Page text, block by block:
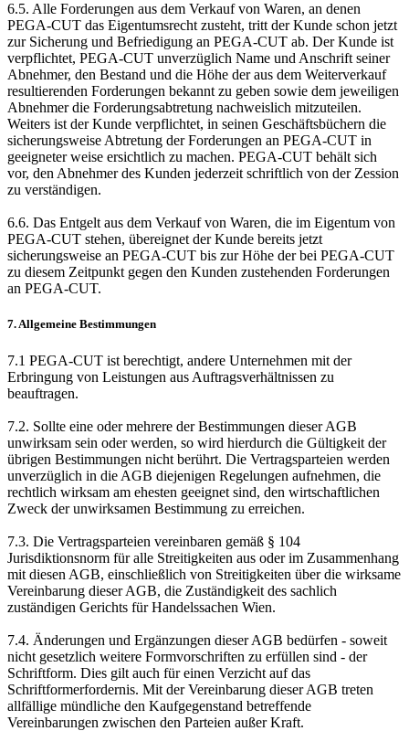
6.5. Alle Forderungen aus dem Verkauf von Waren, an denen
PEGA-CUT das Eigentumsrecht zusteht, tritt der Kunde schon jetzt
zur Sicherung und Befriedigung an PEGA-CUT ab. Der Kunde ist
verpflichtet, PEGA-CUT unverzüglich Name und Anschrift seiner
Abnehmer, den Bestand und die Höhe der aus dem Weiterverkauf
resultierenden Forderungen bekannt zu geben sowie dem jeweiligen
Abnehmer die Forderungsabtretung nachweislich mitzuteilen.
Weiters ist der Kunde verpflichtet, in seinen Geschäftsbüchern die
sicherungsweise Abtretung der Forderungen an PEGA-CUT in
geeigneter weise ersichtlich zu machen. PEGA-CUT behält sich
vor, den Abnehmer des Kunden jederzeit schriftlich von der Zession
zu verständigen.
6.6. Das Entgelt aus dem Verkauf von Waren, die im Eigentum von
PEGA-CUT stehen, übereignet der Kunde bereits jetzt
sicherungsweise an PEGA-CUT bis zur Höhe der bei PEGA-CUT
zu diesem Zeitpunkt gegen den Kunden zustehenden Forderungen
an PEGA-CUT.
7. Allgemeine Bestimmungen
7.1 PEGA-CUT ist berechtigt, andere Unternehmen mit der
Erbringung von Leistungen aus Auftragsverhältnissen zu
beauftragen.
7.2. Sollte eine oder mehrere der Bestimmungen dieser AGB
unwirksam sein oder werden, so wird hierdurch die Gültigkeit der
übrigen Bestimmungen nicht berührt. Die Vertragsparteien werden
unverzüglich in die AGB diejenigen Regelungen aufnehmen, die
rechtlich wirksam am ehesten geeignet sind, den wirtschaftlichen
Zweck der unwirksamen Bestimmung zu erreichen.
7.3. Die Vertragsparteien vereinbaren gemäß § 104
Jurisdiktionsnorm für alle Streitigkeiten aus oder im Zusammenhang
mit diesen AGB, einschließlich von Streitigkeiten über die wirksame
Vereinbarung dieser AGB, die Zuständigkeit des sachlich
zuständigen Gerichts für Handelssachen Wien.
7.4. Änderungen und Ergänzungen dieser AGB bedürfen - soweit
nicht gesetzlich weitere Formvorschriften zu erfüllen sind - der
Schriftform. Dies gilt auch für einen Verzicht auf das
Schriftformerfordernis. Mit der Vereinbarung dieser AGB treten
allfällige mündliche den Kaufgegenstand betreffende
Vereinbarungen zwischen den Parteien außer Kraft.